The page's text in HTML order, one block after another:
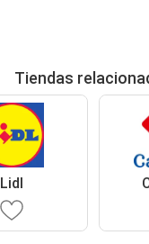
Tiendas
Lidl